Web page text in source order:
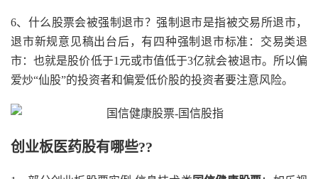
6、什么股票会被强制退市？强制退市是指被交易所退市，
退市新规意见稿出台后，有四种强制退市标准：交易类退
市：也就是股价低于1元或市值低于3亿就会被退市。所以偏
爱炒“仙股”的投资者和偏爱低价股的投资者要注意风险。
创业板医药股有哪些??